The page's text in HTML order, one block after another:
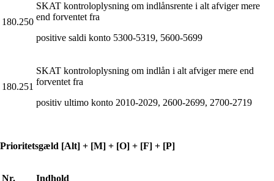
180.250
SKAT kontroloplysning om indlånsrente i alt afviger mere
end forventet fra
positive saldi konto 5300-5319, 5600-5699
180.251
SKAT kontroloplysning om indlån i alt afviger mere end
forventet fra
positiv ultimo konto 2010-2029, 2600-2699, 2700-2719
Prioritetsgæld [Alt] + [M] + [O] + [F] + [P]
Nr. Indhold